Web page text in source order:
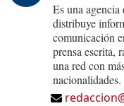
Es una
distribuye
comunicación
prensa escrita,
una red con
nacionalidades.